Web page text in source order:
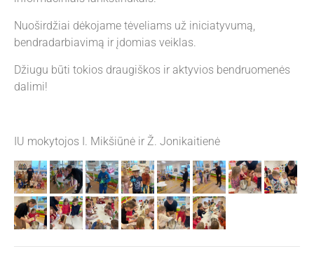
Nuoširdžiai dėkojame tėveliams už iniciatyvumą,
bendradarbiavimą ir įdomias veiklas.
Džiugu būti tokios draugiškos ir aktyvios bendruomenės
dalimi!
IU mokytojos I. Mikšiūnė ir Ž. Jonikaitienė